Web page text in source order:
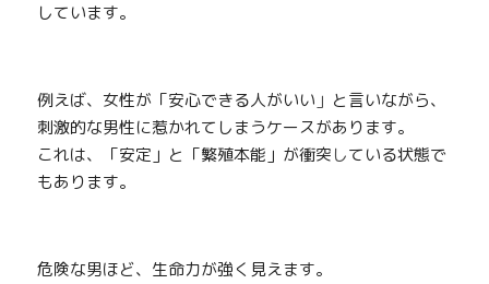
しています。
例えば、女性が「安心できる人がいい 」 と言いながら、
刺激的な男性に惹かれてしまうケースがあります。
これは、「安定」と「繁殖本能」が衝突している状態で
もあります。
危険な男ほど、生命力が強く見えます。